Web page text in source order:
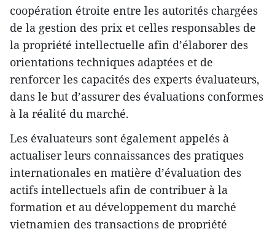
coopération étroite entre les autorités chargées
de la gestion des prix et celles responsables de
la propriété intellectuelle afin d’élaborer des
orientations techniques adaptées et de
renforcer les capacités des experts évaluateurs,
dans le but d’assurer des évaluations conformes
à la réalité du marché.
Les évaluateurs sont également appelés à
actualiser leurs connaissances des pratiques
internationales en matière d’évaluation des
actifs intellectuels afin de contribuer à la
formation et au développement du marché
vietnamien des transactions de propriété